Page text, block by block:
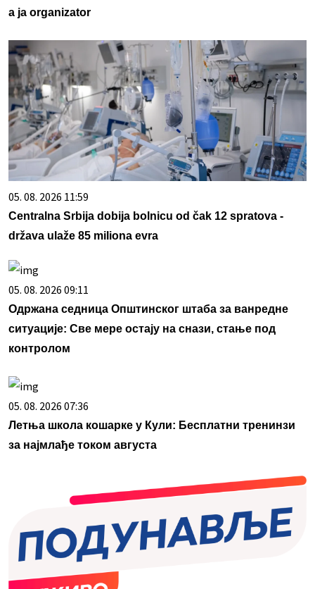
a ja organizator
05. 08. 2026 11:59
Centralna Srbija dobija bolnicu od čak 12 spratova -
država ulaže 85 miliona evra
05. 08. 2026 09:11
Одржана седница Општинског штаба за ванредне
ситуације: Све мере остају на снази, стање под
контролом
05. 08. 2026 07:36
Летња школа кошарке у Кули: Бесплатни тренинзи
за најмлађе током августа